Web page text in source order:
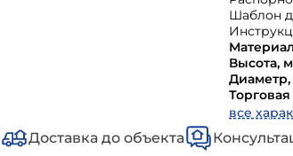
Шаблон
Высота,
все
Доставка до объекта